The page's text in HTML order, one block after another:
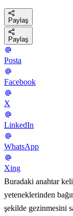
Paylaş
Paylaş
Posta
Facebook
X
LinkedIn
WhatsApp
Xing
Buradaki anahtar
yeteneklerinden
şekilde gezinmesini